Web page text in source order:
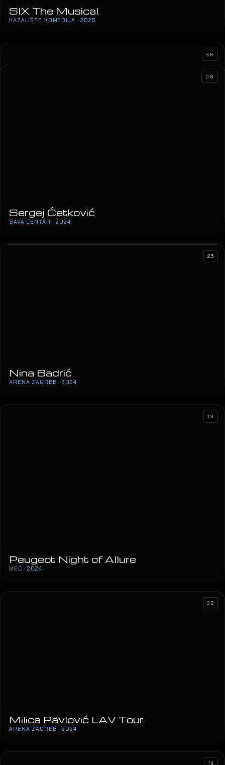
SIX The Musical
KAZALIŠTE KOMEDIJA · 2025
36
06
Nina Badrić
ARENA ZAGREB · 2024
25
Peugeot Night of Allure
MEC · 2024
13
Milica Pavlović LAV Tour
ARENA ZAGREB · 2024
32
14